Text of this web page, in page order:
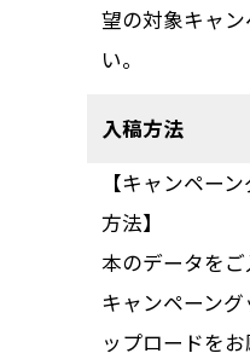
望の対象キャ
い。
入稿方法
【キャンペー
方法】
本のデータをご
キャンペーン
ップロードを